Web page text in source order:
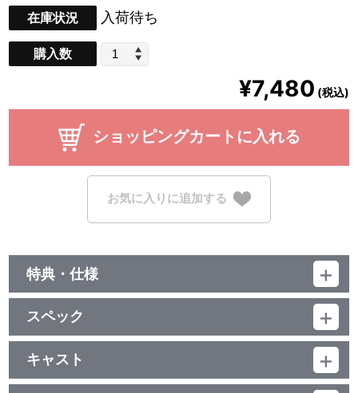
在庫状況 入荷待ち
購入数
¥7,480 (税込)
ショッピングカートに入れる
お気に入りに追加する
特典・仕様
映像特典収録
スペック
品番：LABX-8553
ジャンル：邦楽
／124分
キャスト
Liyuu